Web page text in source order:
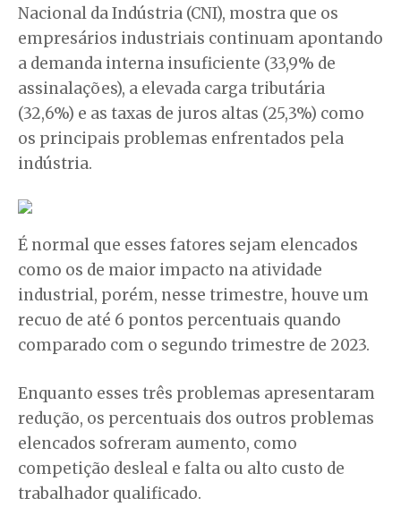
Nacional da Indústria (CNI), mostra que os
empresários industriais continuam apontando
a demanda interna insuficiente (33,9% de
assinalações), a elevada carga tributária
(32,6%) e as taxas de juros altas (25,3%) como
os principais problemas enfrentados pela
indústria.
É normal que esses fatores sejam elencados
como os de maior impacto na atividade
industrial, porém, nesse trimestre, houve um
recuo de até 6 pontos percentuais quando
comparado com o segundo trimestre de 2023.
Enquanto esses três problemas apresentaram
redução, os percentuais dos outros problemas
elencados sofreram aumento, como
competição desleal e falta ou alto custo de
trabalhador qualificado.